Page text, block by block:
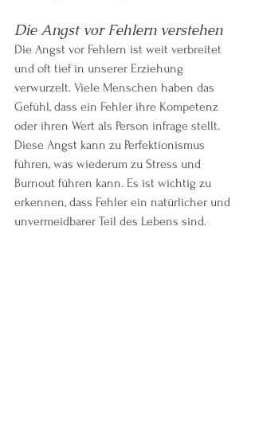
Die Angst vor Fehlern verstehen
Die Angst vor Fehlern ist weit verbreitet
und oft tief in unserer Erziehung
verwurzelt. Viele Menschen haben das
Gefühl, dass ein Fehler ihre Kompetenz
oder ihren Wert als Person infrage stellt.
Diese Angst kann zu Perfektionismus
führen, was wiederum zu Stress und
Burnout führen kann. Es ist wichtig zu
erkennen, dass Fehler ein natürlicher und
unvermeidbarer Teil des Lebens sind.